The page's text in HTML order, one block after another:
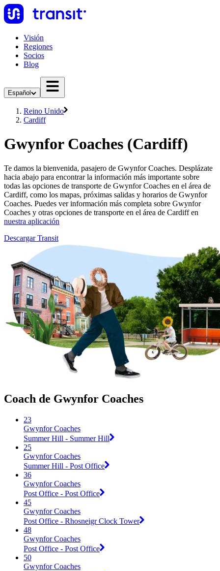
Visión
Regiones
Socios
Blog
Español
Reino Unido
Cardiff
Gwynfor Coaches (Cardiff)
Te damos la bienvenida, pasajero de Gwynfor Coaches. Desplázate
hacia abajo para encontrar la información más importante sobre
todas las opciones de transporte de Gwynfor Coaches en el área de
Cardiff, como los mapas, próximas salidas y horarios de Gwynfor
Coaches. Puedes ver información más completa sobre Gwynfor
Coaches y otras opciones de transporte en el área de Cardiff en
nuestra aplicación
Descargar Transit
Coach de Gwynfor Coaches
23
Gwynfor Coaches
Summer Hill - Summer Hill
25
Gwynfor Coaches
Summer Hill - Post Office
36
Gwynfor Coaches
Post Office - Post Office
45
Gwynfor Coaches
Post Office - Rhosneigr Clock Tower
48
Gwynfor Coaches
Post Office - Post Office
50
Gwynfor Coaches